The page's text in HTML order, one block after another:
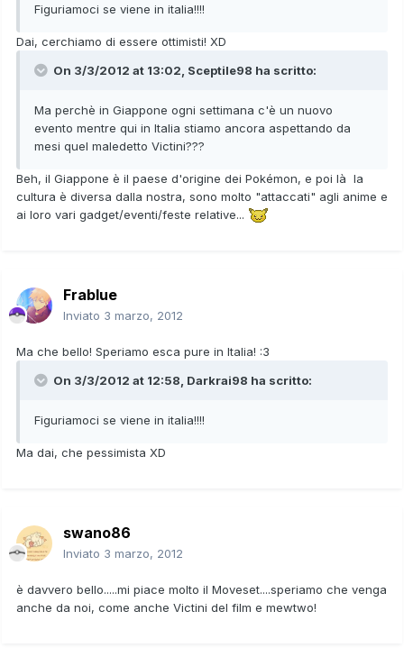
Figuriamoci se viene in italia!!!!
Dai, cerchiamo di essere ottimisti! XD
On 3/3/2012 at 13:02, Sceptile98 ha scritto:
Ma perchè in Giappone ogni settimana c'è un nuovo
evento mentre qui in Italia stiamo ancora aspettando da
mesi quel maledetto Victini???
Beh, il Giappone è il paese d'origine dei Pokémon, e poi là la
cultura è diversa dalla nostra, sono molto "attaccati" agli anime e
ai loro vari gadget/eventi/feste relative...
Frablue
Inviato 3 marzo, 2012
Ma che bello! Speriamo esca pure in Italia! :3
On 3/3/2012 at 12:58, Darkrai98 ha scritto:
Figuriamoci se viene in italia!!!!
Ma dai, che pessimista XD
swano86
Inviato 3 marzo, 2012
è davvero bello.....mi piace molto il Moveset....speriamo che venga
anche da noi, come anche Victini del film e mewtwo!